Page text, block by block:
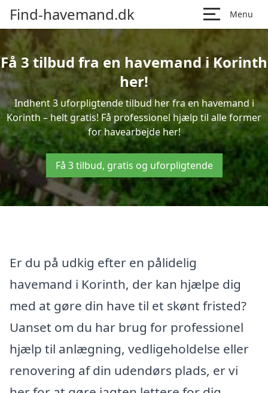
Find-havemand.dk Menu
Få 3 tilbud fra en havemand i Korinth
her!
Indhent 3 uforpligtende tilbud her fra en havemand i
Korinth – helt gratis! Få professionel hjælp til alle former
for havearbejde her!
Få 3 tilbud, gratis og uforpligtende
Er du på udkig efter en pålidelig
havemand i Korinth, der kan hjælpe dig
med at gøre din have til et skønt fristed?
Uanset om du har brug for professionel
hjælp til anlægning, vedligeholdelse eller
renovering af din udendørs plads, er vi